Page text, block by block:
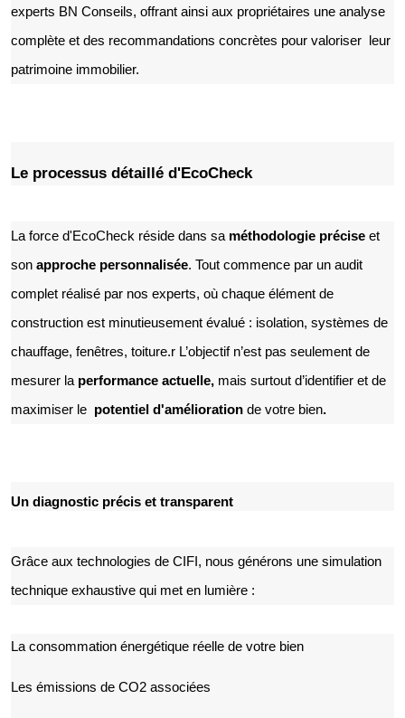
experts BN Conseils, offrant ainsi aux propriétaires une analyse
complète et des recommandations concrètes pour valoriser leur
patrimoine immobilier.
Le processus détaillé d'EcoCheck
La force d'EcoCheck réside dans sa méthodologie précise et
son approche personnalisée. Tout commence par un audit
complet réalisé par nos experts, où chaque élément de
construction est minutieusement évalué : isolation, systèmes de
chauffage, fenêtres, toiture.r L’objectif n’est pas seulement de
mesurer la performance actuelle, mais surtout d’identifier et de
maximiser le potentiel d'amélioration de votre bien.
Un diagnostic précis et transparent
Grâce aux technologies de CIFI, nous générons une simulation
technique exhaustive qui met en lumière :
La consommation énergétique réelle de votre bien
Les émissions de CO2 associées